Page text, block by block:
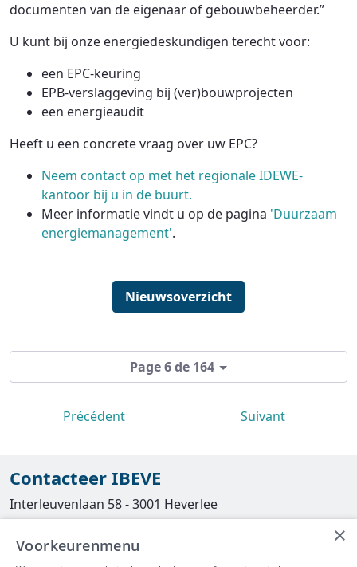
documenten van de eigenaar of gebouwbeheerder.”
U kunt bij onze energiedeskundigen terecht voor:
een EPC-keuring
EPB-verslaggeving bij (ver)bouwprojecten
een energieaudit
Heeft u een concrete vraag over uw EPC?
Neem contact op met het regionale IDEWE-
kantoor bij u in de buurt.
Meer informatie vindt u op de pagina 'Duurzaam
energiemanagement'.
Nieuwsoverzicht
Page 6 de 164
Précédent Suivant
Contacteer IBEVE
Interleuvenlaan 58 - 3001 Heverlee
016/390490
×
Voorkeurenmenu